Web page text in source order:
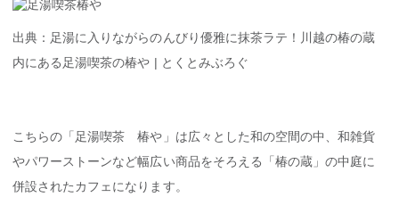
出典：足湯に入りながらのんびり優雅に抹茶ラテ！川越の椿の蔵
内にある足湯喫茶の椿や | とくとみぶろぐ
こちらの「足湯喫茶 椿や」は広々とした和の空間の中、和雑貨
やパワーストーンなど幅広い商品をそろえる「椿の蔵」の中庭に
併設されたカフェになります。